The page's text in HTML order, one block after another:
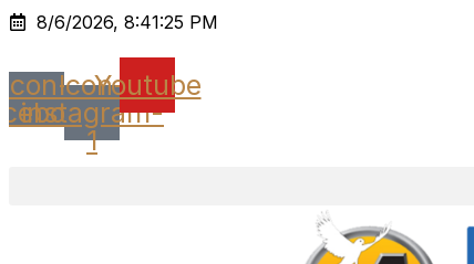
Ir
o
conteúdo
8/6/2026, 8:41:25 PM
Icon-Icon-
instagram-
1
Youtube